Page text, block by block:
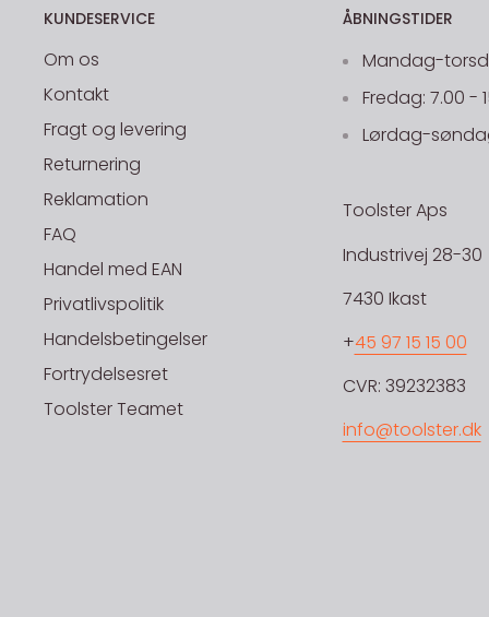
KUNDESERVICE
Om os
Kontakt
Fragt og levering
Returnering
Reklamation
FAQ
Handel med EAN
Privatlivspolitik
Handelsbetingelser
Fortrydelsesret
Toolster Teamet
ÅBNINGSTIDER
Mandag-
Fredag: 7.00 -
Lørdag-
Toolster Aps
Industrivej 28-30
7430 Ikast
+45 97 15 15 00
CVR: 39232383
info@toolster.dk